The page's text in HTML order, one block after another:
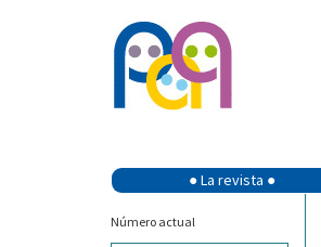
● La revista ●
Número actual